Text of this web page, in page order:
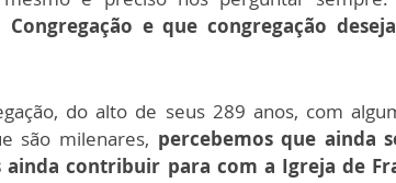
e que congregação
do alto de seus 289 anos, com
são milenares, percebemos que ainda
contribuir para com a Igreja de